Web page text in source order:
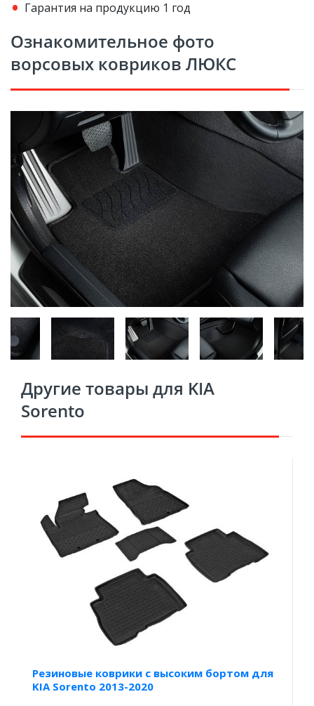
Гарантия на продукцию 1 год
Ознакомительное фото
ворсовых ковриков ЛЮКС
Другие товары для KIA
Sorento
Резиновые коврики с высоким бортом для
KIA Sorento 2013-2020